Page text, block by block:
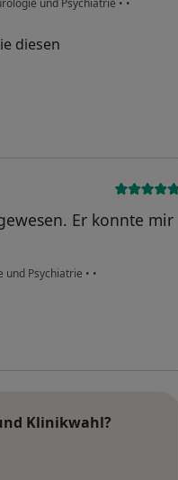
und Psychiatrie • •
diesen
Er konnte mir
und Psychiatrie • •
Klinikwahl?